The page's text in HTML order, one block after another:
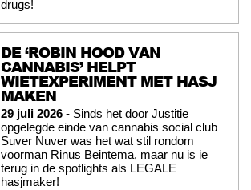
drugs!
DE ‘ROBIN HOOD VAN
CANNABIS’ HELPT
WIETEXPERIMENT MET HASJ
MAKEN
29 juli 2026 - Sinds het door Justitie
opgelegde einde van cannabis social club
Suver Nuver was het wat stil rondom
voorman Rinus Beintema, maar nu is ie
terug in de spotlights als LEGALE
hasjmaker!